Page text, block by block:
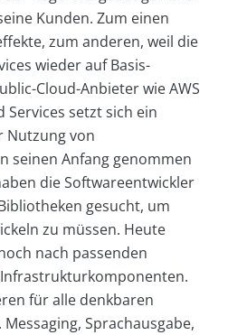
Kunden. Zum einen
zum anderen, weil die
wieder auf Basis-
Cloud-Anbieter wie AWS
Services setzt sich ein
Nutzung von
seinen Anfang genommen
die Softwareentwickler
gesucht, um
zu müssen. Heute
nach passenden
für alle denkbaren
Sprachausgabe,